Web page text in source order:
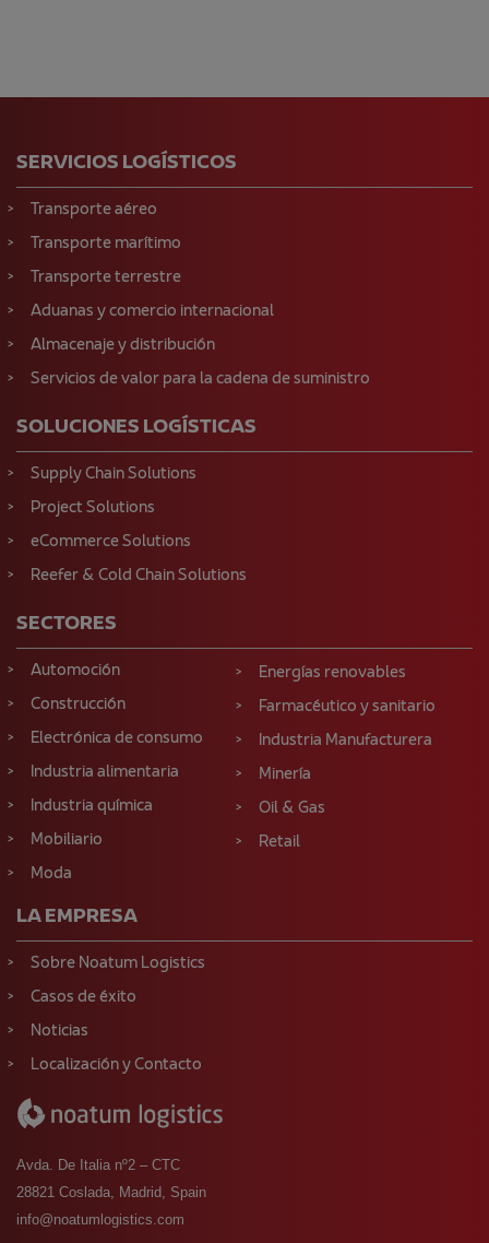
SERVICIOS LOGÍSTICOS
Transporte aéreo
Transporte marítimo
Transporte terrestre
Aduanas y comercio internacional
Almacenaje y distribución
Servicios de valor para la cadena de suministro
SOLUCIONES LOGÍSTICAS
Supply Chain Solutions
Project Solutions
eCommerce Solutions
Reefer & Cold Chain Solutions
SECTORES
Automoción
Construcción
Electrónica de consumo
Industria alimentaria
Industria química
Mobiliario
Moda
Energías renovables
Farmacéutico y sanitario
Industria Manufacturera
Minería
Oil & Gas
Retail
LA EMPRESA
Sobre Noatum Logistics
Casos de éxito
Noticias
Localización y Contacto
Avda. De Italia nº2 – CTC
28821 Coslada, Madrid, Spain
info@noatumlogistics.com